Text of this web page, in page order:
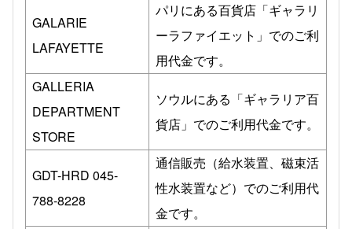
GALARIE
LAFAYETTE
パリにある百貨店「ギャラリ
ーラファイエット」でのご利
用代金です。
GALLERIA
DEPARTMENT
STORE
ソウルにある「ギャラリア百
貨店」でのご利用代金です。
GDT-HRD 045-
788-8228
通信販売（給水装置、磁束活
性水装置など）でのご利用代
金です。